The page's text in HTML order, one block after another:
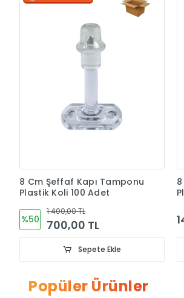
8 Cm Şeffaf Kapı Tamponu
Plastik Koli 100 Adet
%50
1.400,00 TL
700,00 TL
Sepete Ekle
Popüler Ürünler